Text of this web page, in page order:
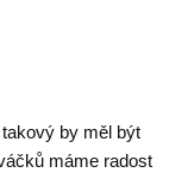
by měl být
máme radost